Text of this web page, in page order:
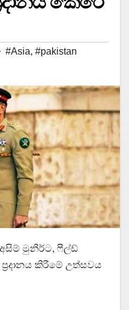
#Asia, #pakistan
අසිම් මුනීර්ට, ෆීල්ඩ්
කිරීමේ උත්සවය